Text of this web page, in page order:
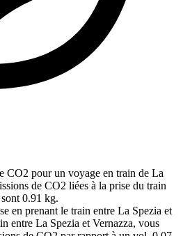
CO2 pour un voyage en train de La
de CO2 liées à la prise du train
0.91 kg.
en prenant le train entre La Spezia et
entre La Spezia et Vernazza, vous